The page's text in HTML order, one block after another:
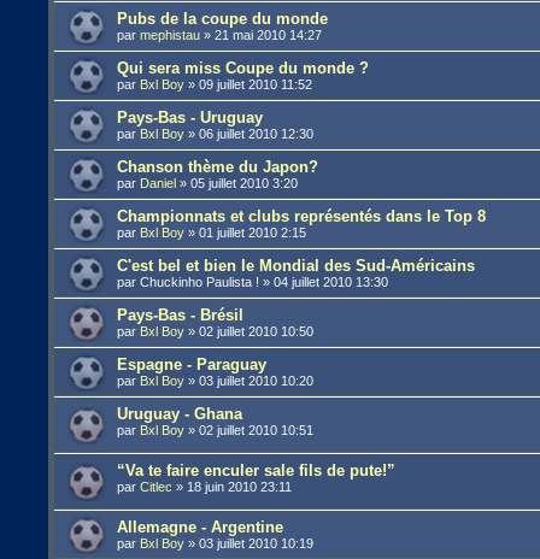
Pubs de la coupe du monde
parmephistau »21 mai 2010 14:27
Qui sera miss Coupe du monde ?
par Bxl Boy »09 juillet 2010 11:52
Pays-Bas - Uruguay
par Bxl Boy »06 juillet 2010 12:30
Chanson thème du Japon?
par Daniel »05 juillet 2010 3:20
Championnats et clubs représentés dans le Top 8
par Bxl Boy »01 juillet 2010 2:15
C'est bel et bien le Mondial des Sud-Américains
parChuckinho Paulista ! »04 juillet 2010 13:30
Pays-Bas - Brésil
par Bxl Boy »02 juillet 2010 10:50
Espagne - Paraguay
par Bxl Boy »03 juillet 2010 10:20
Uruguay - Ghana
par Bxl Boy »02 juillet 2010 10:51
“Va te faire enculer sale fils de pute!”
parCitlec » 18 juin 2010 23:11
Allemagne - Argentine
par Bxl Boy »03 juillet 2010 10:19